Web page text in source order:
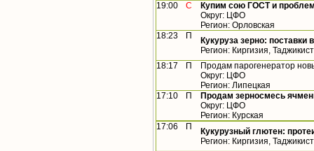
19:00
С
Купим сою ГОСТ и
Округ: ЦФО
Регион: Орловская
18:23
П
Кукуруза зерно: поставки
Регион: Киргизия,
18:17
П
Продам парогенератор
Округ: ЦФО
Регион: Липецкая
17:10
П
Продам зерносмесь
Округ: ЦФО
Регион: Курская
17:06
П
Кукурузный глютен:
Регион: Киргизия,